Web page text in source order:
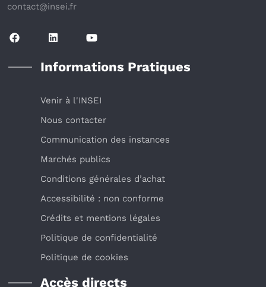
contact@insei.fr
Informations Pratiques
Venir à l'INSEI
Nous contacter
Communication des instances
Marchés publics
Conditions générales d’achat
Accessibilité : non conforme
Crédits et mentions légales
Politique de confidentialité
Politique de cookies
Accès directs